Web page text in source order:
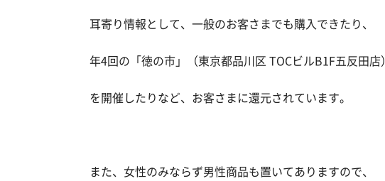
耳寄り情報として、一般のお客さまでも購入できたり、
年4回の「徳の市」（東京都品川区 TOCビルB1F五反田店）
を開催したりなど、お客さまに還元されています。
また、女性のみならず男性商品も置いてありますので、